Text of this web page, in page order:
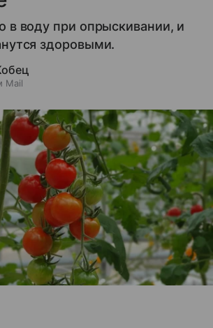
в воду при опрыскивании, и
здоровыми.
Mail